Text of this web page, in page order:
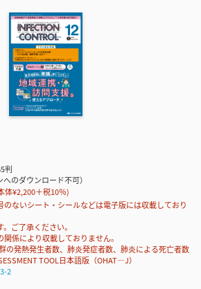
判
のダウンロード不可）
体¥2,200＋税10％)
のないシート・シールなどは電子版には収載しており
ご了承ください。
係により収載しておりません。
発熱発生者数、肺炎発症者数、肺炎による死亡者数
TOOL日本語版（OHAT—J）
2